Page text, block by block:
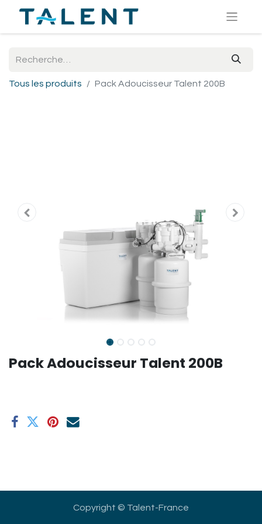
Tous les produits Pack Adoucisseur Talent 200B
Pack Adoucisseur Talent 200B
Copyright © Talent-France